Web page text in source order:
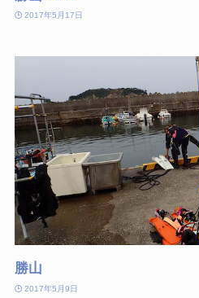
2017年5月17日
勝山
2017年5月9日